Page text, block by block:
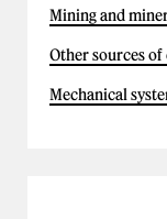
Mining and
Other sources
Mechanical